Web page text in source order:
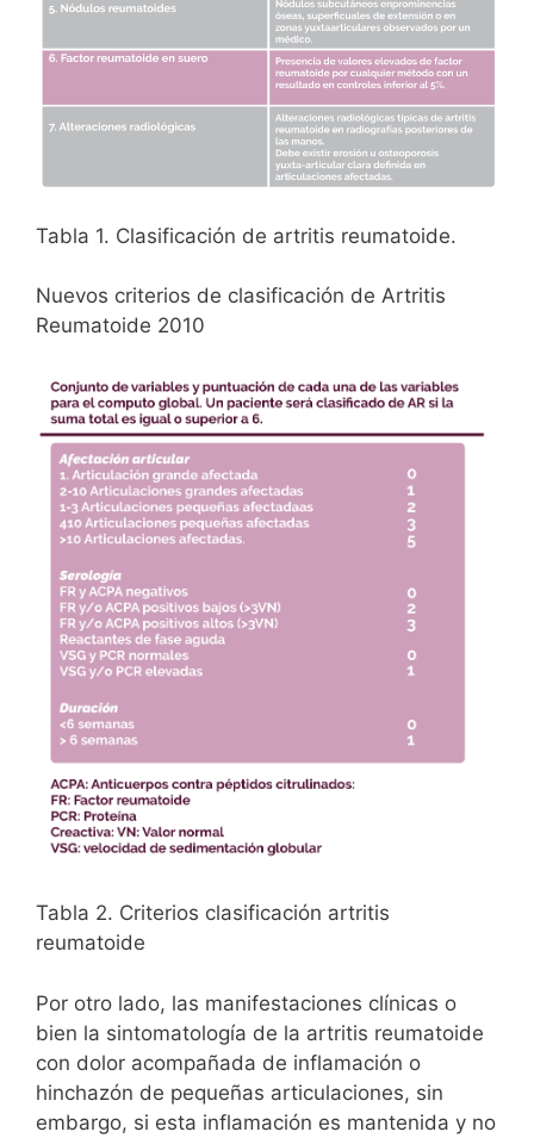
Tabla 1. Clasificación de artritis reumatoide.
Nuevos criterios de clasificación de Artritis
Reumatoide 2010
Tabla 2. Criterios clasificación artritis
reumatoide
Por otro lado, las manifestaciones clínicas o
bien la sintomatología de la artritis reumatoide
con dolor acompañada de inflamación o
hinchazón de pequeñas articulaciones, sin
embargo, si esta inflamación es mantenida y no